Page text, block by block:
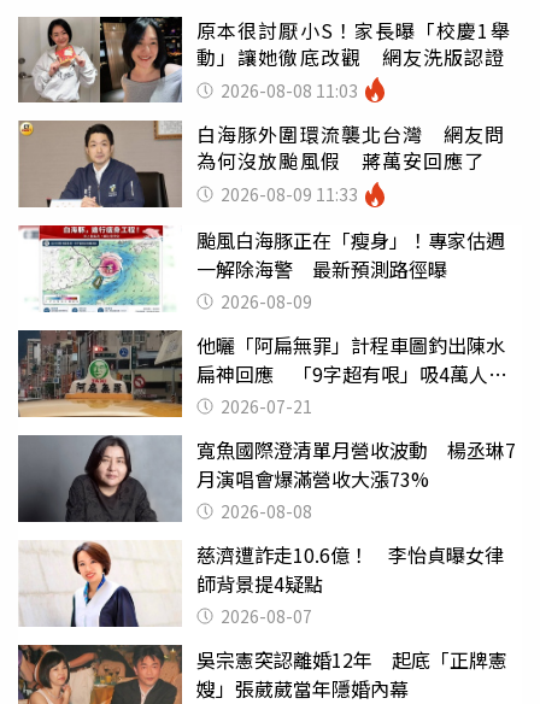
原本很討厭小S！家長曝「校慶1舉
動」讓她徹底改觀 網友洗版認證
2026-08-08 11:03
白海豚外圍環流襲北台灣 網友問
為何沒放颱風假 蔣萬安回應了
2026-08-09 11:33
颱風白海豚正在「瘦身」！專家估週
一解除海警 最新預測路徑曝
2026-08-09
他曬「阿扁無罪」計程車圖釣出陳水
扁神回應 「9字超有哏」吸4萬人朝
聖 2026-07-21
寬魚國際澄清單月營收波動 楊丞琳7
月演唱會爆滿營收大漲73%
2026-08-08
慈濟遭詐走10.6億！ 李怡貞曝女律
師背景提4疑點
2026-08-07
吳宗憲突認離婚12年 起底「正牌憲
嫂」張葳葳當年隱婚內幕